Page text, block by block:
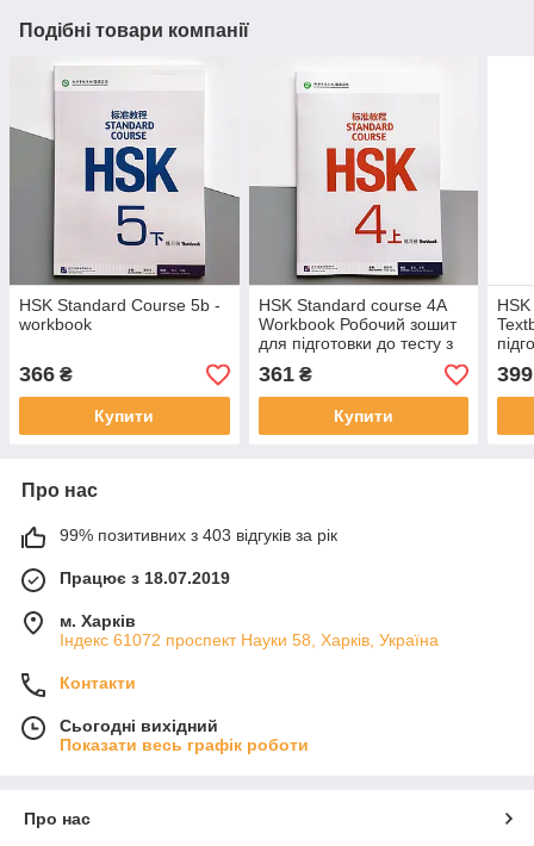
Подібні товари компанії
HSK Standard Course 5b -
workbook
366 ₴
Купити
HSK Standard course 4A
Workbook Робочий зошит
для підготовки до тесту з
китайського
361₴
Купити
399
Про нас
99% позитивних з 403 відгуків за рік
Працює з 18.07.2019
м. Харків
Індекс 61072 проспект Науки 58, Харків, Україна
Контакти
Сьогодні вихідний
Показати весь графік роботи
Про нас